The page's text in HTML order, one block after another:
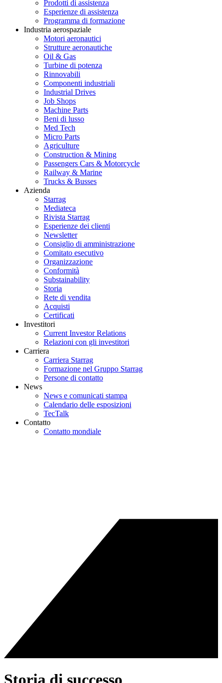
Prodotti di assistenza
Esperienze di assistenza
Programma di formazione
Industria aerospaziale
Motori aeronautici
Strutture aeronautiche
Oil & Gas
Turbine di potenza
Rinnovabili
Componenti industriali
Industrial Drives
Job Shops
Machine Parts
Beni di lusso
Med Tech
Micro Parts
Agriculture
Construction & Mining
Passengers Cars & Motorcycle
Railway & Marine
Trucks & Busses
Azienda
Starrag
Mediateca
Rivista Starrag
Esperienze dei clienti
Newsletter
Consiglio di amministrazione
Comitato esecutivo
Organizzazione
Conformità
Substainability
Storia
Rete di vendita
Acquisti
Certificati
Investitori
Current Investor Relations
Relazioni con gli investitori
Carriera
Carriera Starrag
Formazione nel Gruppo Starrag
Persone di contatto
News
News e comunicati stampa
Calendario delle esposizioni
TecTalk
Contatto
Contatto mondiale